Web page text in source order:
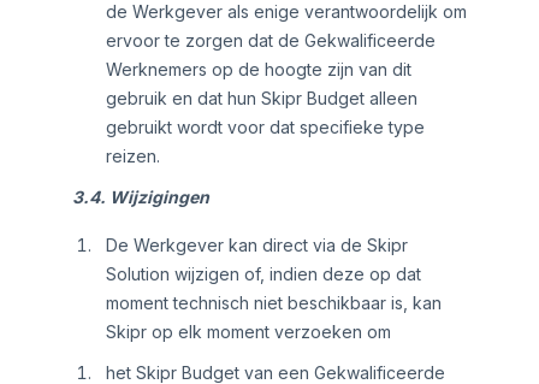
de Werkgever als enige verantwoordelijk om
ervoor te zorgen dat de Gekwalificeerde
Werknemers op de hoogte zijn van dit
gebruik en dat hun Skipr Budget alleen
gebruikt wordt voor dat specifieke type
reizen.
3.4. Wijzigingen
De Werkgever kan direct via de Skipr
Solution wijzigen of, indien deze op dat
moment technisch niet beschikbaar is, kan
Skipr op elk moment verzoeken om
het Skipr Budget van een Gekwalificeerde